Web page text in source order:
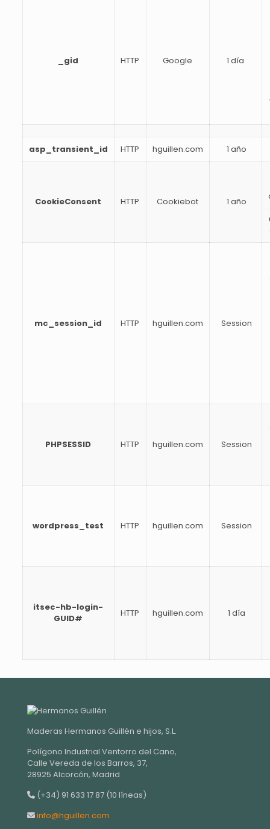
_gid HTTP Google 1 día
asp_transient_id HTTP hguillen.com 1 año
CookieConsent HTTP Cookiebot 1 año
mc_session_id HTTP hguillen.com Session
PHPSESSID HTTP hguillen.com Session
wordpress_test HTTP hguillen.com Session
itsec-hb-login-
GUID#
HTTP hguillen.com 1 día
Maderas Hermanos Guillén e hijos, S.L.
Polígono Industrial Ventorro del Cano,
Calle Vereda de los Barros, 37,
28925 Alcorcón, Madrid
(+34) 91 633 17 87 (10 líneas)
info@hguillen.com